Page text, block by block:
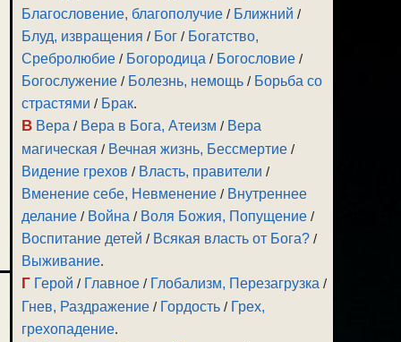
Благословение, благополучие / Ближний /
Блуд, извращения / Бог / Богатство,
Сребролюбие / Богородица / Богословие /
Богослужение / Болезнь, немощь / Борьба со
страстями / Брак.
В Вера / Вера в Бога, Атеизм / Вера
магическая / Вечная жизнь, Бессмертие /
Видение грехов / Власть, правители /
Вменение себе, Невменение / Внутреннее
делание / Война / Воля Божия, Попущение /
Воспитание детей / Всякая власть от Бога? /
Выживание.
Г Герой / Главное / Глобализм, Перезагрузка /
Гнев, Раздражение / Гордость / Грех,
грехопадение.